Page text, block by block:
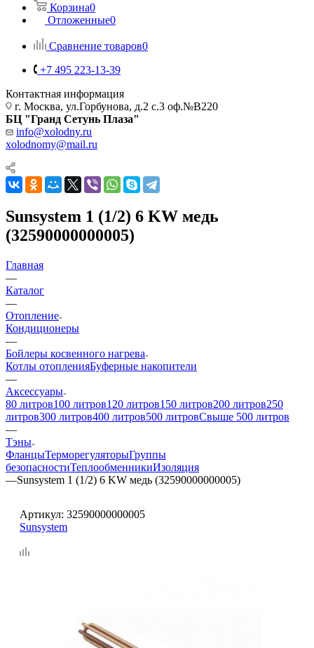
Корзина0
Отложенные0
Сравнение товаров0
+7 495 223-13-39
Контактная информация
г. Москва, ул.Горбунова, д.2 с.3 оф.№В220
БЦ "Гранд Сетунь Плаза"
info@xolodny.ru
xolodnomy@mail.ru
Sunsystem 1 (1/2) 6 KW медь
(32590000000005)
Главная
—
Каталог
—
Отопление
Кондиционеры
—
Бойлеры косвенного нагрева
Котлы отопленияБуферные накопители
—
Аксессуары
80 литров100 литров120 литров150 литров200 литров250
литров300 литров400 литров500 литровСвыше 500 литров
—
Тэны
ФланцыТерморегуляторыГруппы
безопасностиТеплообменникиИзоляция
—Sunsystem 1 (1/2) 6 KW медь (32590000000005)
Артикул: 32590000000005
Sunsystem